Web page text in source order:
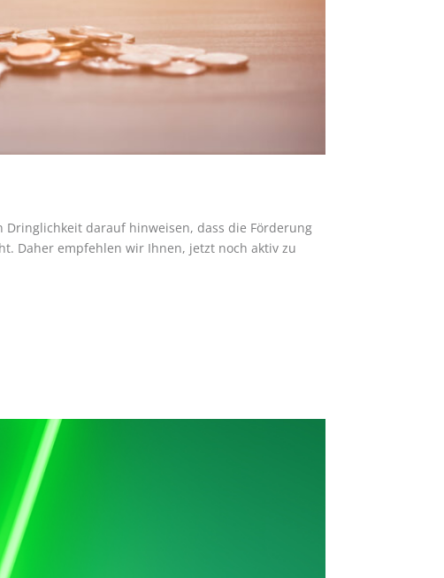
darauf hinweisen, dass die Förderung
Daher empfehlen wir Ihnen, jetzt noch aktiv zu